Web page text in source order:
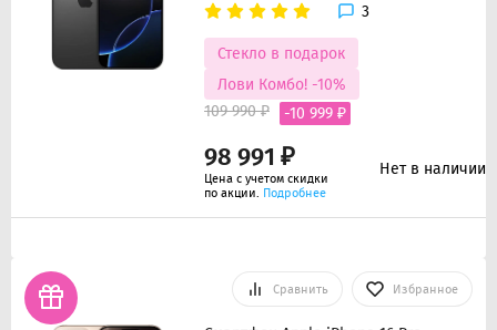
3
Стекло в подарок
Лови Комбо! -10%
98 991 ₽
109 990 ₽ -10 999 ₽
Цена с учетом скидки
по акции. Подробнее
Нет в наличии
Сравнить Избранное